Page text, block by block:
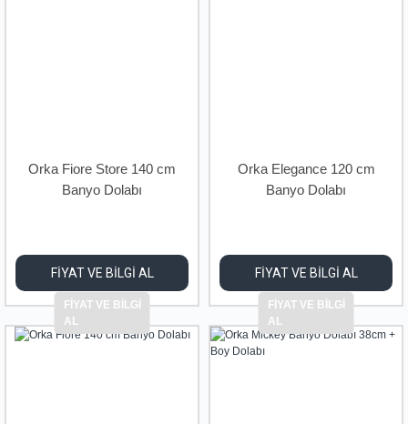
Orka Fiore Store 140 cm
Banyo Dolabı
FİYAT VE BİLGİ AL
FİYAT VE BİLGİ
AL
Orka Elegance 120 cm
Banyo Dolabı
FİYAT VE BİLGİ AL
FİYAT VE BİLGİ
AL